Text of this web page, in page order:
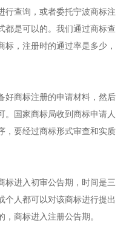
行查询，或者委托宁波商标注
都是可以的。我们通过商标查
，注册时的通过率是多少，
商标注册的申请材料，然后
。国家商标局收到商标申请人
，要经过商标形式审查和实质
进入初审公告期，时间是三
个人都可以对该商标进行提出
商标进入注册公告期。